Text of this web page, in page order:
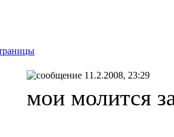
11.2.2008, 23:29
мои молится